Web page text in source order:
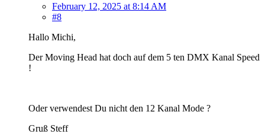
February 12, 2025 at 8:14 AM
#8
Hallo Michi,
Der Moving Head hat doch auf dem 5 ten DMX Kanal Speed
!
Oder verwendest Du nicht den 12 Kanal Mode ?
Gruß Steff